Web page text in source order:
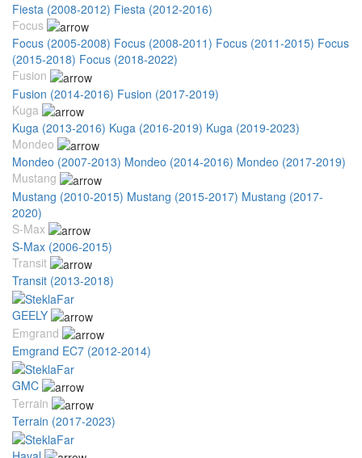
Fiesta (2008-2012) Fiesta (2012-2016)
Focus
Focus (2005-2008) Focus (2008-2011) Focus (2011-2015) Focus
(2015-2018) Focus (2018-2022)
Fusion
Fusion (2014-2016) Fusion (2017-2019)
Kuga
Kuga (2013-2016) Kuga (2016-2019) Kuga (2019-2023)
Mondeo
Mondeo (2007-2013) Mondeo (2014-2016) Mondeo (2017-2019)
Mustang
Mustang (2010-2015) Mustang (2015-2017) Mustang (2017-
2020)
S-Max
S-Max (2006-2015)
Transit
Transit (2013-2018)
GEELY
Emgrand
Emgrand EC7 (2012-2014)
GMC
Terrain
Terrain (2017-2023)